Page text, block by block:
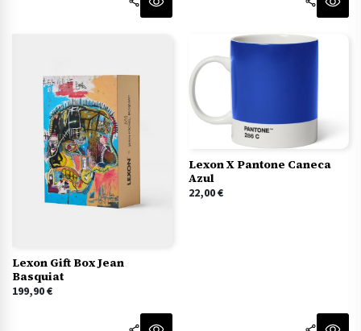
Lexon Gift Box Jean
Basquiat
199,90€
Lexon X Pantone Caneca
Azul
22,00€